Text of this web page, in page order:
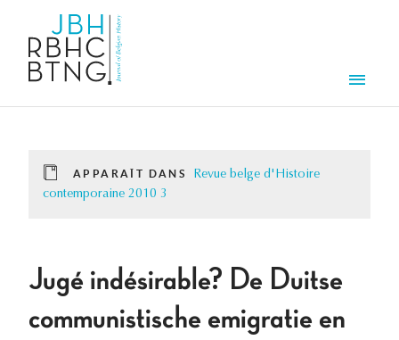
APPARAÎT DANS
Revue belge d'Histoire
contemporaine 2010 3
Jugé indésirable? De Duitse
communistische emigratie en